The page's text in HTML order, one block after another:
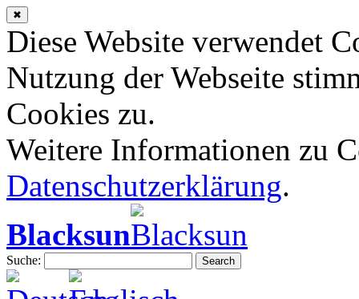
✖
Diese Website verwendet
Nutzung der Webseite
Cookies zu.
Weitere Informationen zu
Datenschutzerklärung.
Blacksun
Suche: Search